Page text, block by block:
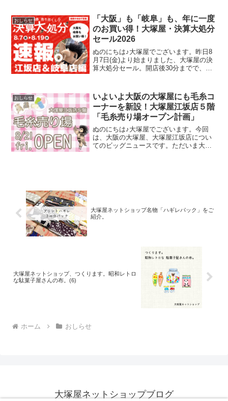
いたします。（開催前日の8月6日(木)は定
休日です）
おしらせ
「大阪」も「岐阜」も、年に一度
のお買い得！大塚屋・決算大処分
セール2026
ぬのにちは♪大塚屋でございます。昨日8
月7日(金)より始まりました、大塚屋の決
算大処分セール。開店後30分までで、初
くのお客様にご来店いただいています。
ありがとうご
おしらせ
いよいよ大阪の大塚屋にも毛糸コ
ーナーを新設！大塚屋江坂店５階
「毛糸売り場オープン計画」
ぬのにちは♪大塚屋でございます。今回
は、大阪の大塚屋、大塚屋江坂店につい
てのビッグニュースです。ただいま大塚
大塚屋ネットショップ名物「ハギレパック」をご
紹介。
大塚屋ネットショップ、つくります。昭和レトロ
な駄菓子屋さんの布。(6)
ホーム おしらせ
大塚屋ネットショップブログ